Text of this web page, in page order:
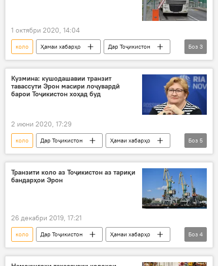
1 октябри 2020, 14:04
коло Ҳамаи хабарҳо
Дар Тоҷикистон
Иқтисод
Ӯзбекистон сарҳад
Боз 3
Кузмина: кушодашавии транзит
тавассути Эрон масири лоҷувардӣ
барои Тоҷикистон хоҳад буд
2 июни 2020, 17:29
коло Дар Тоҷикистон
Ҳамаи хабарҳо
Иқтисод
Афғонистон
Эрон
Туркманистон
транзит
Боз 5
Транзити коло аз Тоҷикистон аз тариқи
бандарҳои Эрон
26 декабри 2019, 17:21
коло Дар Тоҷикистон
Ҳамаи хабарҳо
Эрон
транзит
молу коло
Боз 4